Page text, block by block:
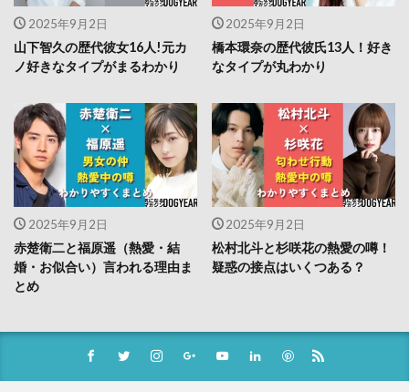
2025年9月2日
山下智久の歴代彼女16人!元カ
ノ好きなタイプがまるわかり
2025年9月2日
橋本環奈の歴代彼氏13人！好き
なタイプが丸わかり
2025年9月2日
赤楚衛二と福原遥（熱愛・結
婚・お似合い）言われる理由ま
とめ
2025年9月2日
松村北斗と杉咲花の熱愛の噂！
疑惑の接点はいくつある？